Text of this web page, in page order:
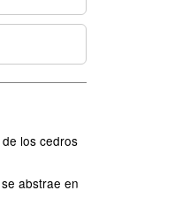
los cedros
abstrae en